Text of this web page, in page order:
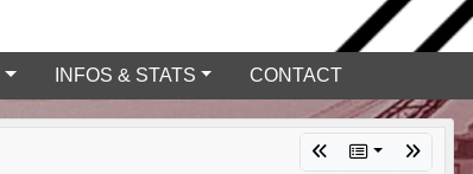
INFOS & STATS CONTACT